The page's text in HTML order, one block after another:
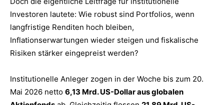
Investoren lautete: Wie robust sind Portfolios, wenn
langfristige Renditen hoch bleiben,
Inflationserwartungen wieder steigen und fiskalische
Risiken stärker eingepreist werden?
Institutionelle Anleger zogen in der Woche bis zum 20.
Mai 2026 netto 6,13 Mrd. US-Dollar aus globalen